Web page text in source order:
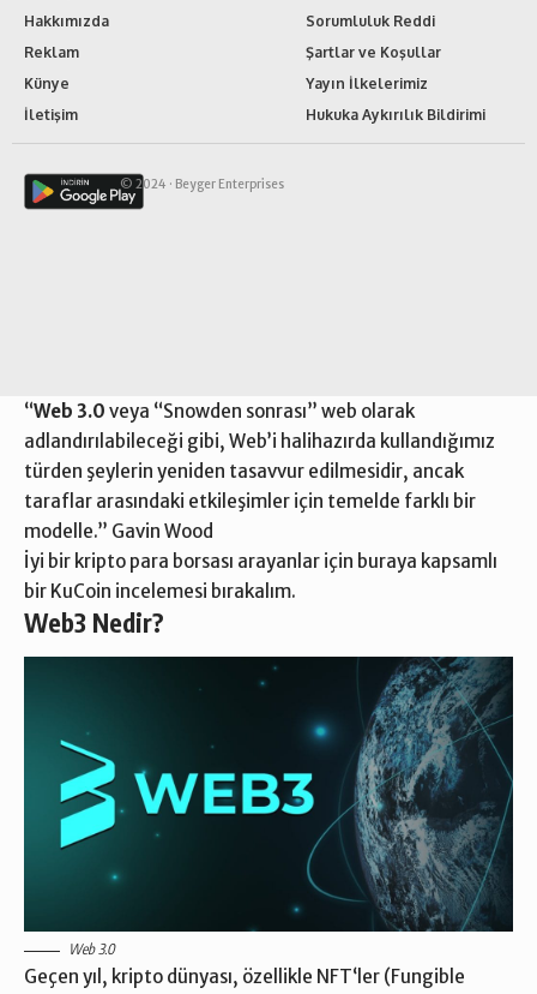
“Web 3.0 veya “Snowden sonrası” web olarak
adlandırılabileceği gibi, Web’i halihazırda kullandığımız
türden şeylerin yeniden tasavvur edilmesidir, ancak
taraflar arasındaki etkileşimler için temelde farklı bir
modelle.” Gavin Wood
İyi bir kripto para borsası arayanlar için buraya kapsamlı
bir KuCoin incelemesi bırakalım.
Web3 Nedir?
Web 3.0
Geçen yıl, kripto dünyası, özellikle NFT‘ler (Fungible
Hakkımızda
Reklam
Künye
İletişim
Sorumluluk Reddi
Şartlar ve Koşullar
Yayın İlkelerimiz
Hukuka Aykırılık Bildirimi
© 2024 · Beyger Enterprises